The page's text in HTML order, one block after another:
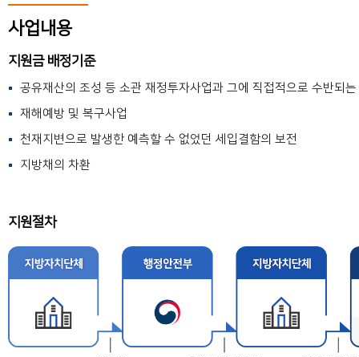
사업내용
지원금 배정기준
공유재산의 조성 등 소관 재정투자사업과 그에 직접적으로 수반되
재해예방 및 복구사업
천재지변으로 발생한 예측할 수 없었던 세입결함의 보전
지방채의 차환
지원절차